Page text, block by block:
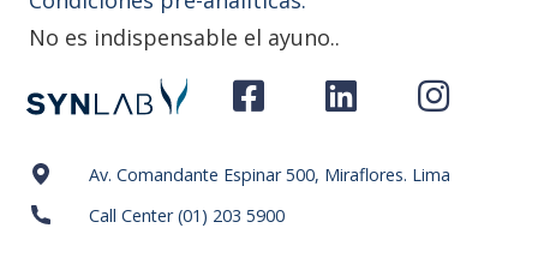
No es indispensable el ayuno..
Av. Comandante Espinar 500, Miraflores. Lima
Call Center (01) 203 5900